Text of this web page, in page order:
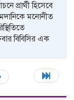
প্রার্থী হিসেবে
মনোনীত
বিবিসির এক